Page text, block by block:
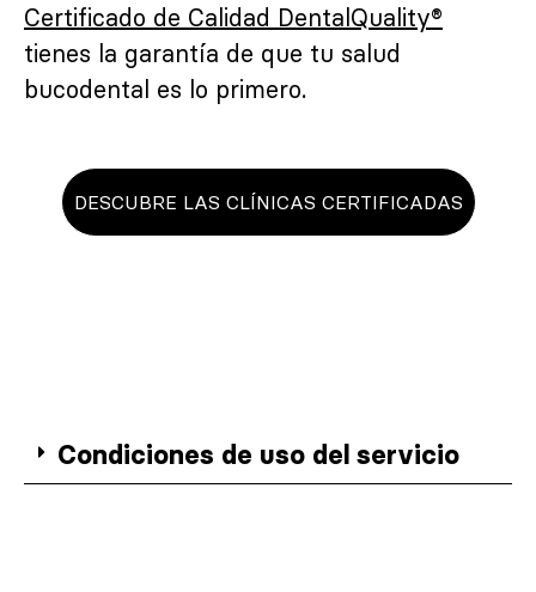
Certificado de Calidad DentalQuality®
tienes la garantía de que tu salud
bucodental es lo primero.
DESCUBRE LAS CLÍNICAS CERTIFICADAS
Condiciones de uso del servicio